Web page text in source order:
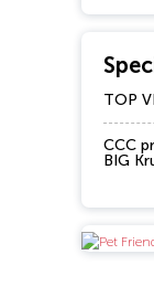
TOP
CCC
BIG